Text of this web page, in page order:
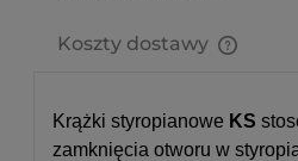
Koszty dostawy
Krążki styropianowe KS
zamknięcia otworu w